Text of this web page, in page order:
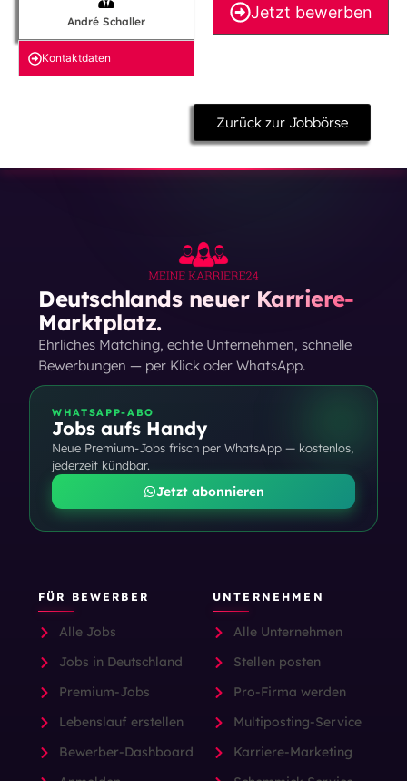
André Schaller
Kontakt­daten
Jetzt bewerben
Zurück zur Jobbörse
Deutschlands neuer Karriere-
Marktplatz.
Ehrliches Matching, echte Unternehmen, schnelle
Bewerbungen — per Klick oder WhatsApp.
WHATSAPP-ABO
Jobs aufs Handy
Neue Premium-Jobs frisch per WhatsApp — kostenlos,
jederzeit kündbar.
Jetzt abonnieren
FÜR BEWERBER
Alle Jobs
Jobs in Deutschland
Premium-Jobs
Lebenslauf erstellen
Bewerber-Dashboard
UNTERNEHMEN
Alle Unternehmen
Stellen posten
Pro-Firma werden
Multiposting-Service
Karriere-Marketing